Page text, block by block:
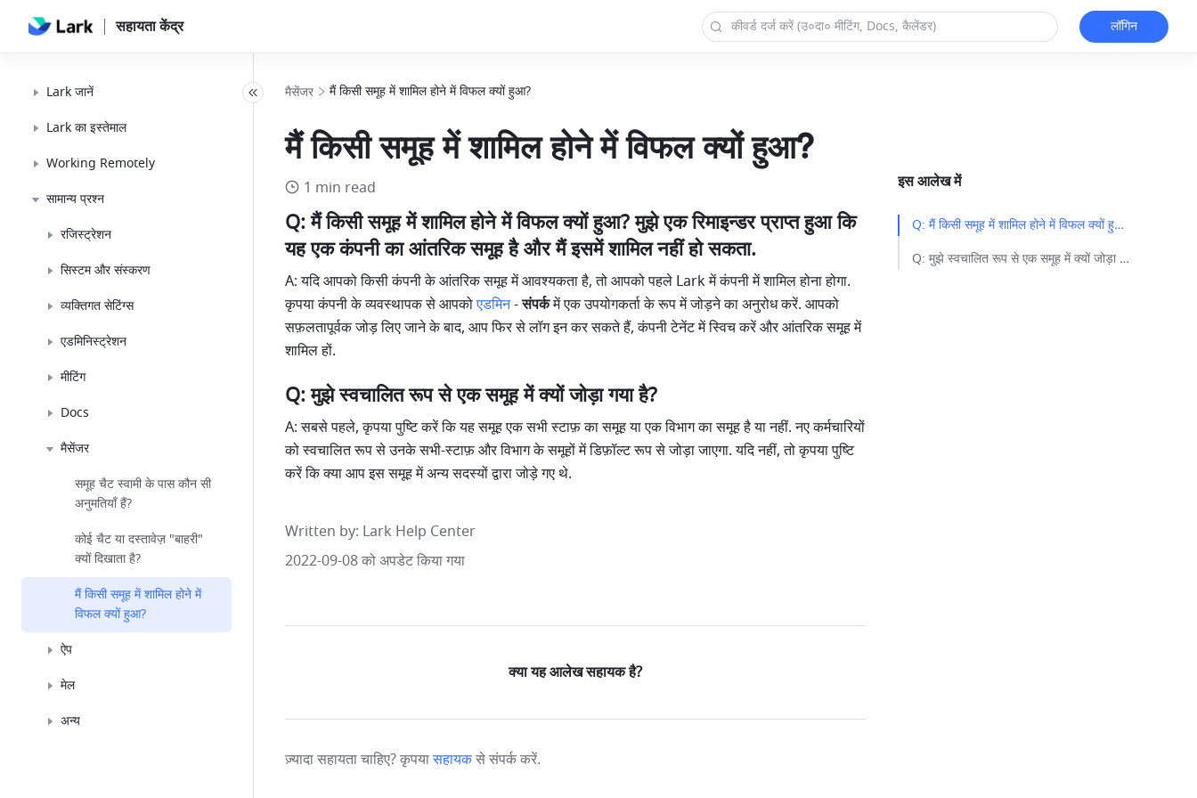
सहायता केंद्र लॉगिन
Lark जानें
Lark का इस्तेमाल
Working Remotely
सामान्य प्रश्न
रजिस्ट्रेशन
सिस्टम और संस्करण
व्यक्तिगत सेटिंग्स
एडमिनिस्ट्रेशन
मीटिंग
Docs
मैसेंजर
समूह चैट स्वामी के पास कौन सी
अनुमतियाँ हैं?
कोई चैट या दस्तावेज़ "बाहरी"
क्यों दिखाता है?
मैं किसी समूह में शामिल होने में
विफल क्यों हुआ?
ऐप
मेल
अन्य
मैसेंजर मैं किसी समूह में शामिल होने में विफल क्यों हुआ?
मैं किसी समूह में शामिल होने में विफल क्यों हुआ?
1 min read
Q: मैं किसी समूह में शामिल होने में विफल क्यों हुआ? मुझे एक रिमाइन्डर प्राप्त हुआ कि
यह एक कंपनी का आंतरिक समूह है और मैं इसमें शामिल नहीं हो सकता.
A: यदि आपको किसी कंपनी के आंतरिक समूह में आवश्यकता है, तो आपको पहले Lark में कंपनी में शामिल होना होगा.
कृपया कंपनी के व्यवस्थापक से आपको एडमिन- संपर्क में एक उपयोगकर्ता के रूप में जोड़ने का अनुरोध करें. आपको
सफ़लतापूर्वक जोड़ लिए जाने के बाद, आप फिर से लॉग इन कर सकते हैं, कंपनी टेनेंट में स्विच करें और आंतरिक समूह में
शामिल हों.
Q: मुझे स्वचालित रूप से एक समूह में क्यों जोड़ा गया है?
A: सबसे पहले, कृपया पुष्टि करें कि यह समूह एक सभी स्टाफ़ का समूह या एक विभाग का समूह है या नहीं. नए कर्मचारियों
को स्वचालित रूप से उनके सभी-स्टाफ़ और विभाग के समूहों में डिफ़ॉल्ट रूप से जोड़ा जाएगा. यदि नहीं, तो कृपया पुष्टि
करें कि क्या आप इस समूह में अन्य सदस्यों द्वारा जोड़े गए थे.
Written by: Lark Help Center
2022-09-08 को अपडेट किया गया
क्या यह आलेख सहायक है?
ज़्यादा सहायता चाहिए? कृपयासहायकसे संपर्क करें.
इस आलेख में
Q: मैं किसी समूह में शामिल होने में विफल क्यों हुआ? मुझे एक रिमाइन्डर प्राप्त हुआ कि यह एक कंपनी का आंतरिक समूह है और मैं इसमें शामिल नहीं हो सकता.​
Q: मुझे स्वचालित रूप से एक समूह में क्यों जोड़ा गया है?​